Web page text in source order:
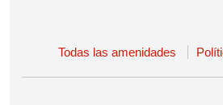
Todas las amenidades